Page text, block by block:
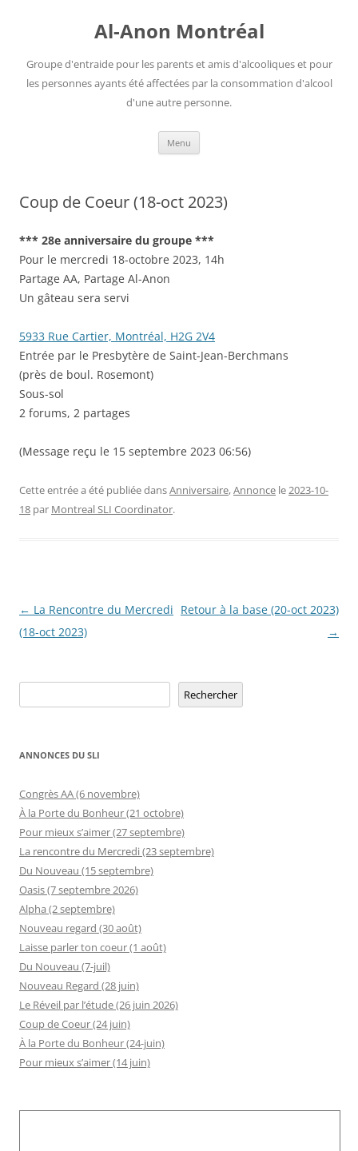
Al-Anon Montréal
Groupe d'entraide pour les parents et amis d'alcooliques et pour
les personnes ayants été affectées par la consommation d'alcool
d'une autre personne.
Menu
Coup de Coeur (18-oct 2023)
*** 28e anniversaire du groupe ***
Pour le mercredi 18-octobre 2023, 14h
Partage AA, Partage Al-Anon
Un gâteau sera servi
5933 Rue Cartier, Montréal, H2G 2V4
Entrée par le Presbytère de Saint-Jean-Berchmans
(près de boul. Rosemont)
Sous-sol
2 forums, 2 partages
(Message reçu le 15 septembre 2023 06:56)
Cette entrée a été publiée dansAnniversaire,Annonce le2023-10-
18 par Montreal SLI Coordinator.
Navigation
des
← La Rencontre du Mercredi
(18-oct 2023)
Retour à la base (20-oct 2023)
→
Rechercher
ANNONCES DU SLI
Congrès AA (6 novembre)
À la Porte du Bonheur (21 octobre)
Pour mieux s’aimer (27 septembre)
La rencontre du Mercredi (23 septembre)
Du Nouveau (15 septembre)
Oasis (7 septembre 2026)
Alpha (2 septembre)
Nouveau regard (30 août)
Laisse parler ton coeur (1 août)
Du Nouveau (7-juil)
Nouveau Regard (28 juin)
Le Réveil par l’étude (26 juin 2026)
Coup de Coeur (24 juin)
À la Porte du Bonheur (24-juin)
Pour mieux s’aimer (14 juin)